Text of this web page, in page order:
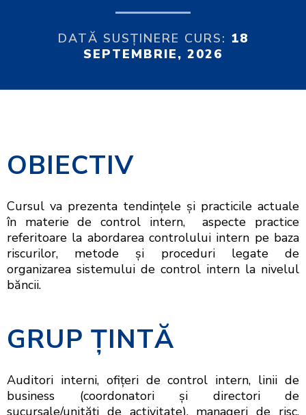
DATĂ SUSȚINERE CURS: 18
SEPTEMBRIE, 2026
OBIECTIV
Cursul va prezenta tendinţele şi practicile actuale
în materie de control intern, aspecte practice
referitoare la abordarea controlului intern pe baza
riscurilor, metode şi proceduri legate de
organizarea sistemului de control intern la nivelul
băncii.
GRUP ŢINTĂ
Auditori interni, ofiţeri de control intern, linii de
business (coordonatori și directori de
sucursale/unități de activitate), manageri de risc,